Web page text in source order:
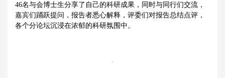
46名与会博士生分享了自己的科研成果，同时与同行们交流，
嘉宾们踊跃提问，报告者悉心解释，评委们对报告总结点评，
各个分论坛沉浸在浓郁的科研氛围中。